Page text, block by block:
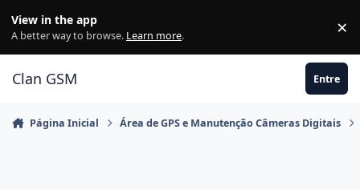
View in the app
A better way to browse. Learn more. ×
Clan GSM Entre
Página Inicial Área de GPS e Manutenção Câmeras Digitais